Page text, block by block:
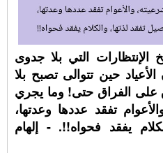
التي بلا جدوى
حين تتوالى تصبح بلا
على الفراق حتى! وما يجري
تفقد عددها وعدتها،
يفقد فحواه!!. - إلهام